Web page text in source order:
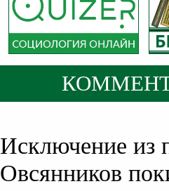
Исключение из
Овсянников